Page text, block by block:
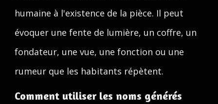
humaine à l'existence de la pièce. Il peut
évoquer une fente de lumière, un coffre, un
fondateur, une vue, une fonction ou une
rumeur que les habitants répètent.
Comment utiliser les noms générés